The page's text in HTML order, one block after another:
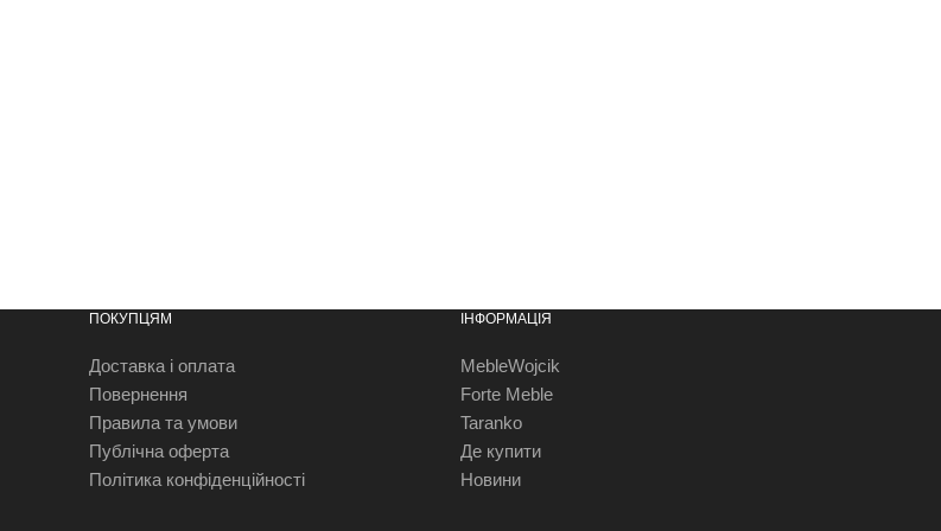
ПОКУПЦЯМ
Доставка і оплата
Повернення
Правила та умови
Публічна оферта
Політика конфіденційності
ІНФОРМАЦІЯ
MebleWojcik
Forte Meble
Taranko
Де купити
Новини